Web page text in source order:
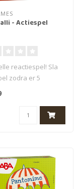
- Actiespel
reactiespel! Sla
zodra er 5
vruchten te zien